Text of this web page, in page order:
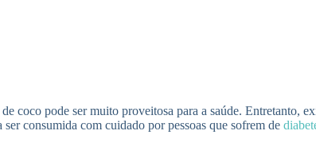
coco pode ser muito proveitosa para a saúde. Entretanto,
ser consumida com cuidado por pessoas que sofrem de